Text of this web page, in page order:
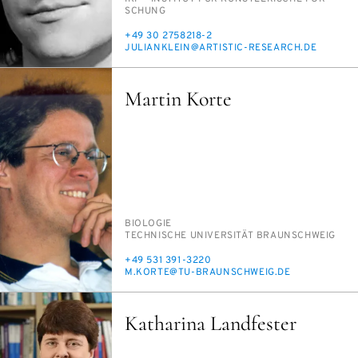
SCHUNG
TELEFON
+49 30 2758218-2
E-
JU­LI­AN­KLEIN@AR­TIS­TIC-RE­SE­ARCH.DE
Martin Korte
PERSON_RESEARCH_SUBJECT
BIO­LO­GIE
INSTITUTION
TECH­NI­SCHE UNI­VER­SI­TÄT BRAUN­SCHWEIG
TELEFON
+49 531 391-3220
E-
M.KOR­TE@TU-BRAUN­SCHWEIG.DE
Katharina Landfester